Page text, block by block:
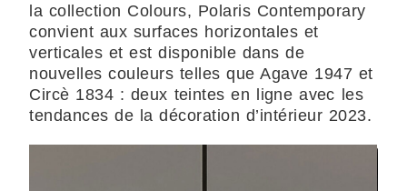
la collection Colours, Polaris Contemporary
convient aux surfaces horizontales et
verticales et est disponible dans de
nouvelles couleurs telles que Agave 1947 et
Circè 1834 : deux teintes en ligne avec les
tendances de la décoration d’intérieur 2023.